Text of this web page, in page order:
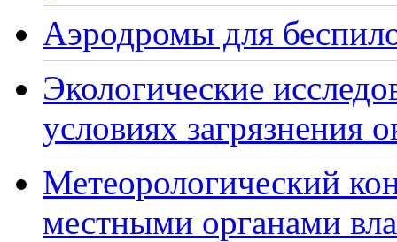
Аэродромы для
Экологические
условиях загрязнения
Метеорологический
местными органами